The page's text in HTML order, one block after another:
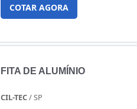
COTAR AGORA
FITA DE ALUMÍNIO
CIL-TEC/ SP